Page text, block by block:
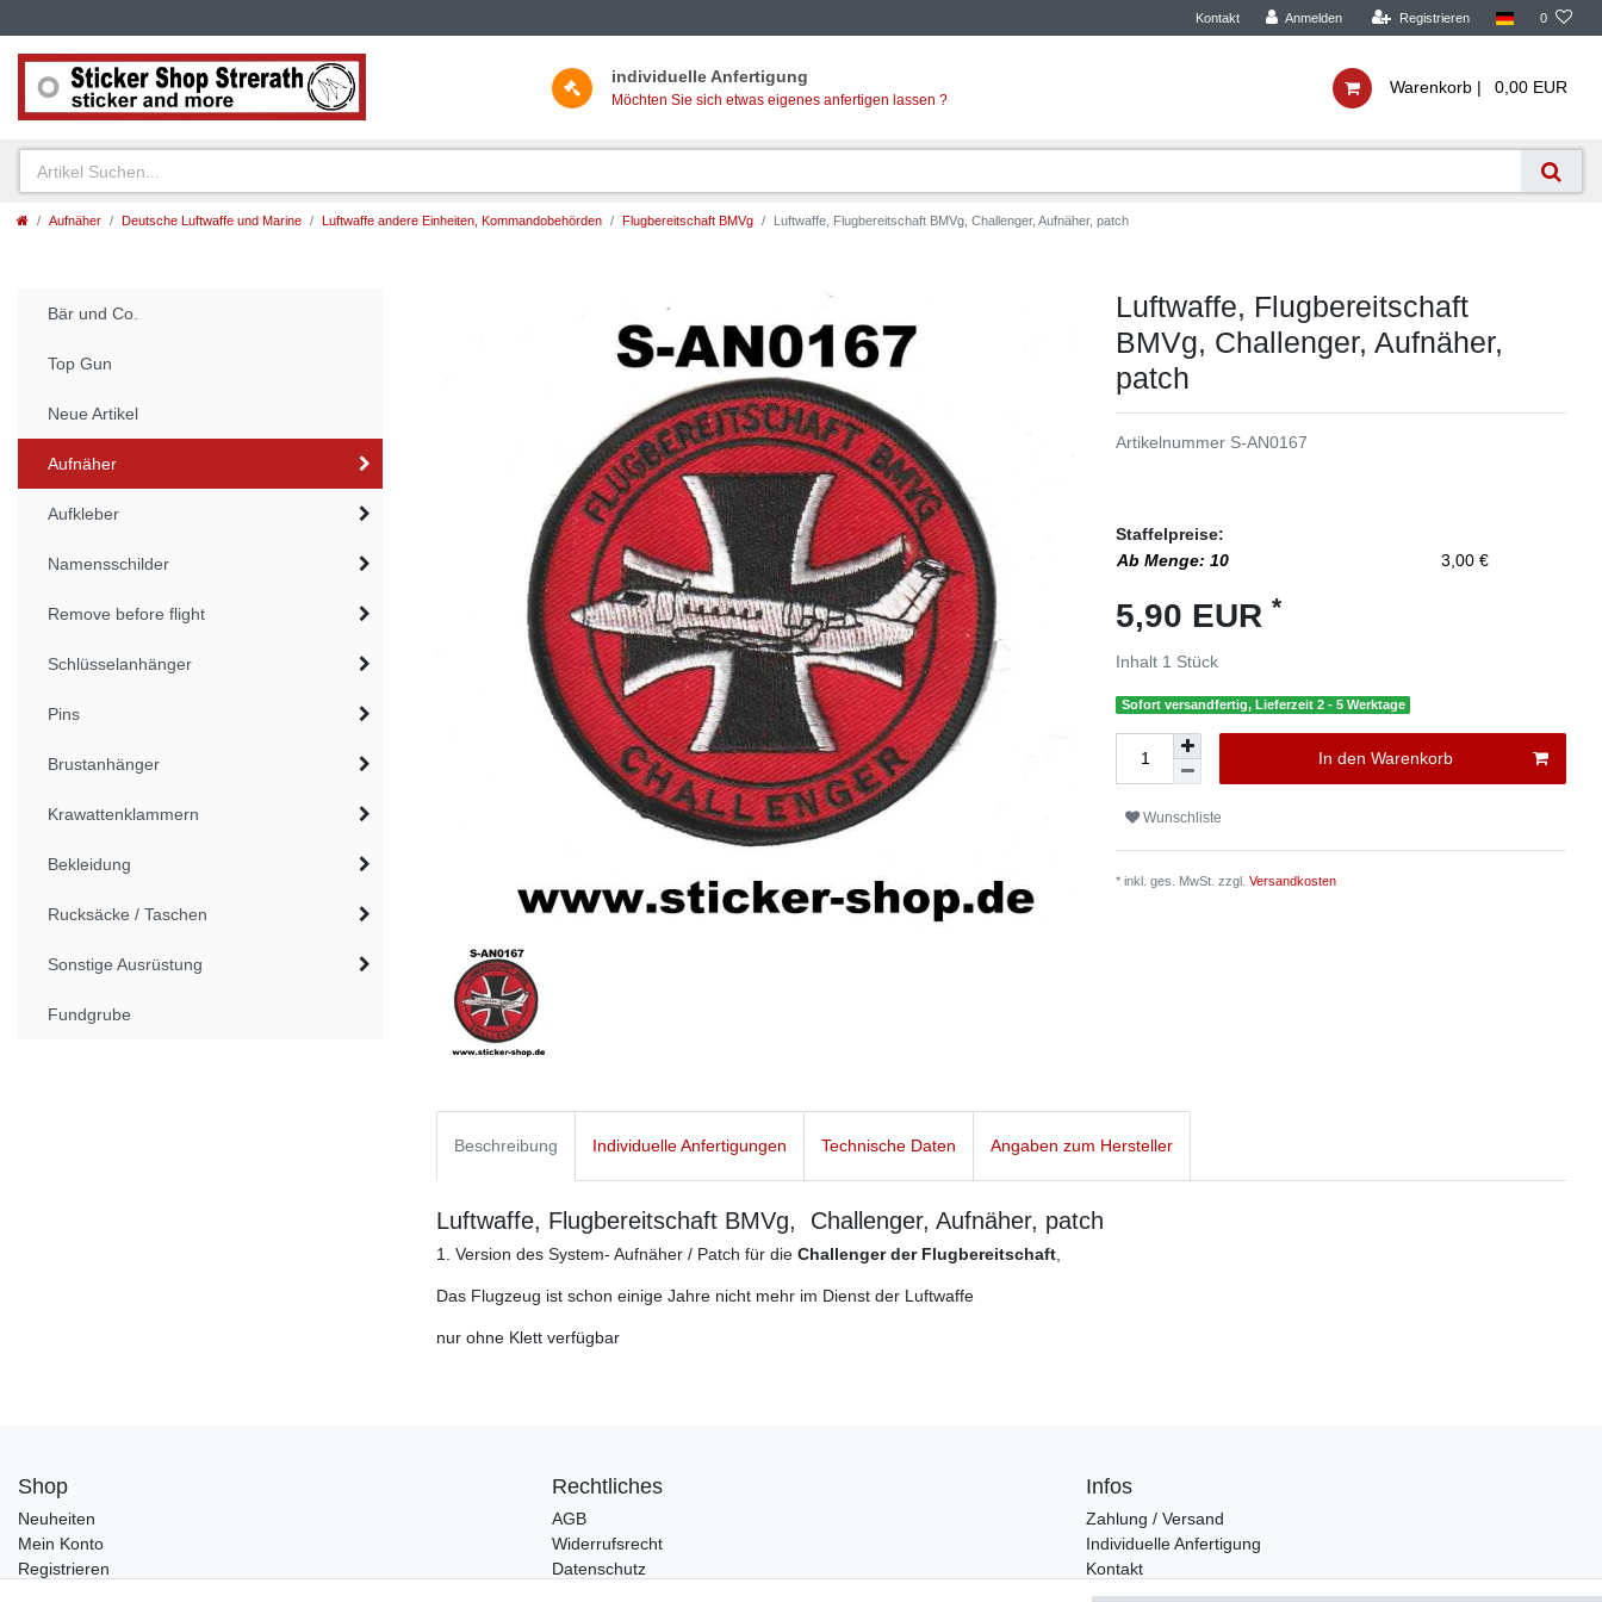
Kontakt Anmelden Registrieren 0
individuelle Anfertigung
Möchten Sie sich etwas eigenes anfertigen lassen ?
Warenkorb | 0,00 EUR
Aufnäher Deutsche Luftwaffe und Marine Luftwaffe andere Einheiten, Kommandobehörden Flugbereitschaft BMVg Luftwaffe, Flugbereitschaft BMVg, Challenger, Aufnäher, patch
Bär und Co.
Top Gun
Neue Artikel
Aufnäher
Aufkleber
Namensschilder
Remove before flight
Schlüsselanhänger
Pins
Brustanhänger
Krawattenklammern
Bekleidung
Rucksäcke / Taschen
Sonstige Ausrüstung
Fundgrube
Luftwaffe, Flugbereitschaft
BMVg, Challenger, Aufnäher,
patch
Artikelnummer S-AN0167
Staffelpreise:
Ab Menge: 10
3,00 €
5,90 EUR *
Inhalt 1 Stück
Sofort versandfertig, Lieferzeit 2 - 5 Werktage
In den Warenkorb
Wunschliste
* inkl. ges. MwSt. zzgl.Versandkosten
Beschreibung Individuelle Anfertigungen Technische Daten Angaben zum Hersteller
Luftwaffe, Flugbereitschaft BMVg, Challenger, Aufnäher, patch
1. Version des System- Aufnäher / Patch für die Challenger der Flugbereitschaft,
Das Flugzeug ist schon einige Jahre nicht mehr im Dienst der Luftwaffe
nur ohne Klett verfügbar
Shop
Neuheiten
Mein Konto
Registrieren
Rechtliches
AGB
Widerrufsrecht
Datenschutz
Infos
Zahlung / Versand
Individuelle Anfertigung
Kontakt